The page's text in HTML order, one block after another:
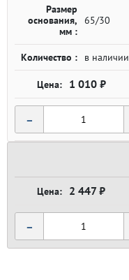
Размер
основания,
мм :
65/30
Количество : в наличии
1 010 ₽
-
2 447 ₽
-